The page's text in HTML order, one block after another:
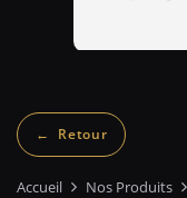
Accueil Nos Produits